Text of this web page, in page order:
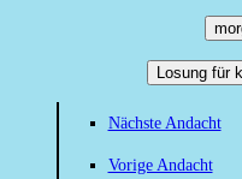
Losung für
Nächste Andacht
Vorige Andacht